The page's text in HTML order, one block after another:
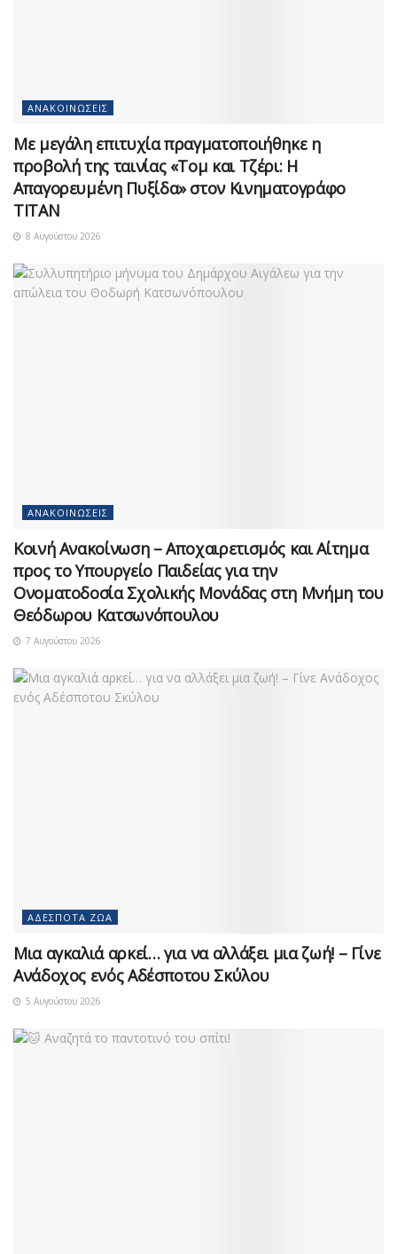
ΑΝΑΚΟΙΝΏΣΕΙΣ
Με μεγάλη επιτυχία πραγματοποιήθηκε η
προβολή της ταινίας «Τομ και Τζέρι: Η
Απαγορευμένη Πυξίδα» στον Κινηματογράφο
ΤΙΤΑΝ
8 Αυγούστου 2026
ΑΝΑΚΟΙΝΏΣΕΙΣ
Κοινή Ανακοίνωση – Αποχαιρετισμός και Αίτημα
προς το Υπουργείο Παιδείας για την
Ονοματοδοσία Σχολικής Μονάδας στη Μνήμη του
Θεόδωρου Κατσωνόπουλου
7 Αυγούστου 2026
ΑΔΈΣΠΟΤΑ ΖΏΑ
Μια αγκαλιά αρκεί… για να αλλάξει μια ζωή! – Γίνε
Ανάδοχος ενός Αδέσποτου Σκύλου
5 Αυγούστου 2026